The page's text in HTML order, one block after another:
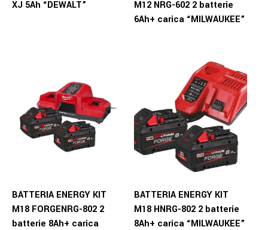
XJ 5Ah “DEWALT”
M12 NRG-602 2 batterie
6Ah+ carica “MILWAUKEE”
BATTERIA ENERGY KIT
M18 FORGENRG-802 2
batterie 8Ah+ carica
BATTERIA ENERGY KIT
M18 HNRG-802 2 batterie
8Ah+ carica “MILWAUKEE”